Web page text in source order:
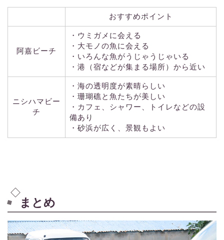
おすすめポイント
阿嘉ビーチ
・ウミガメに会える
・大モノの魚に会える
・いろんな魚がうじゃうじゃいる
・港（宿などが集まる場所）から近い
ニシハマビー
チ
・海の透明度が素晴らしい
・珊瑚礁と魚たちが美しい
・カフェ、シャワー、トイレなどの設
備あり
・砂浜が広く、景観もよい
まとめ